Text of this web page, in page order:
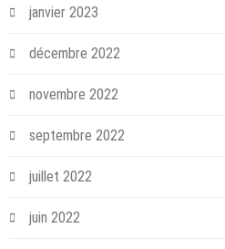
janvier 2023
décembre 2022
novembre 2022
septembre 2022
juillet 2022
juin 2022